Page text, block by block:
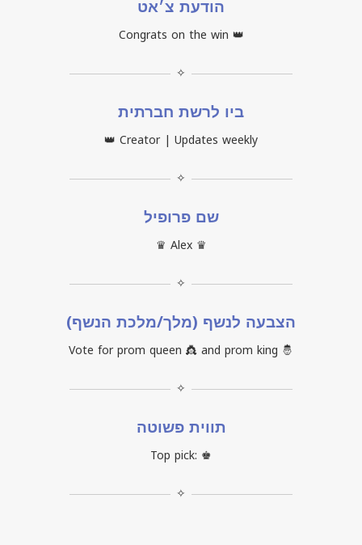
הודעת צ׳אט
Congrats on the win 👑
✧
ביו לרשת חברתית
👑 Creator | Updates weekly
✧
שם פרופיל
♛ Alex ♛
✧
הצבעה לנשף (מלך/מלכת הנשף)
Vote for prom queen 👸 and prom king 🤴
✧
תווית פשוטה
Top pick: ♚
✧